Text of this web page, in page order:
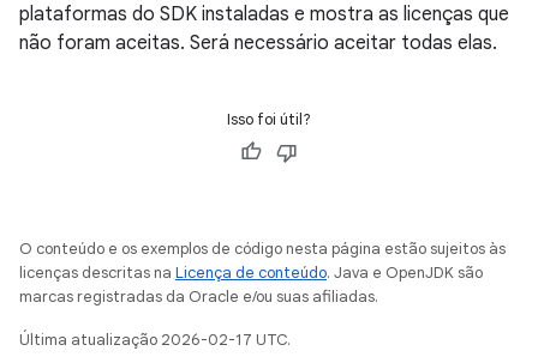
plataformas do SDK instaladas e mostra as licenças que
não foram aceitas. Será necessário aceitar todas elas.
Isso foi útil?
O conteúdo e os exemplos de código nesta página estão sujeitos às
licenças descritas na Licença de conteúdo. Java e OpenJDK são
marcas registradas da Oracle e/ou suas afiliadas.
Última atualização 2026-02-17 UTC.